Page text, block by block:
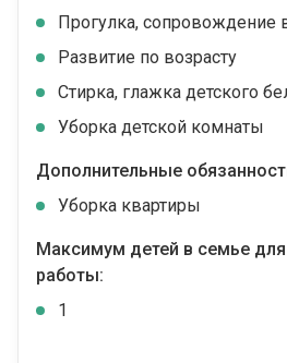
Прогулка, сопровождение
Развитие по возрасту
Стирка, глажка детского
Уборка детской комнаты
Дополнительные
Уборка квартиры
Максимум детей в семье
работы:
1